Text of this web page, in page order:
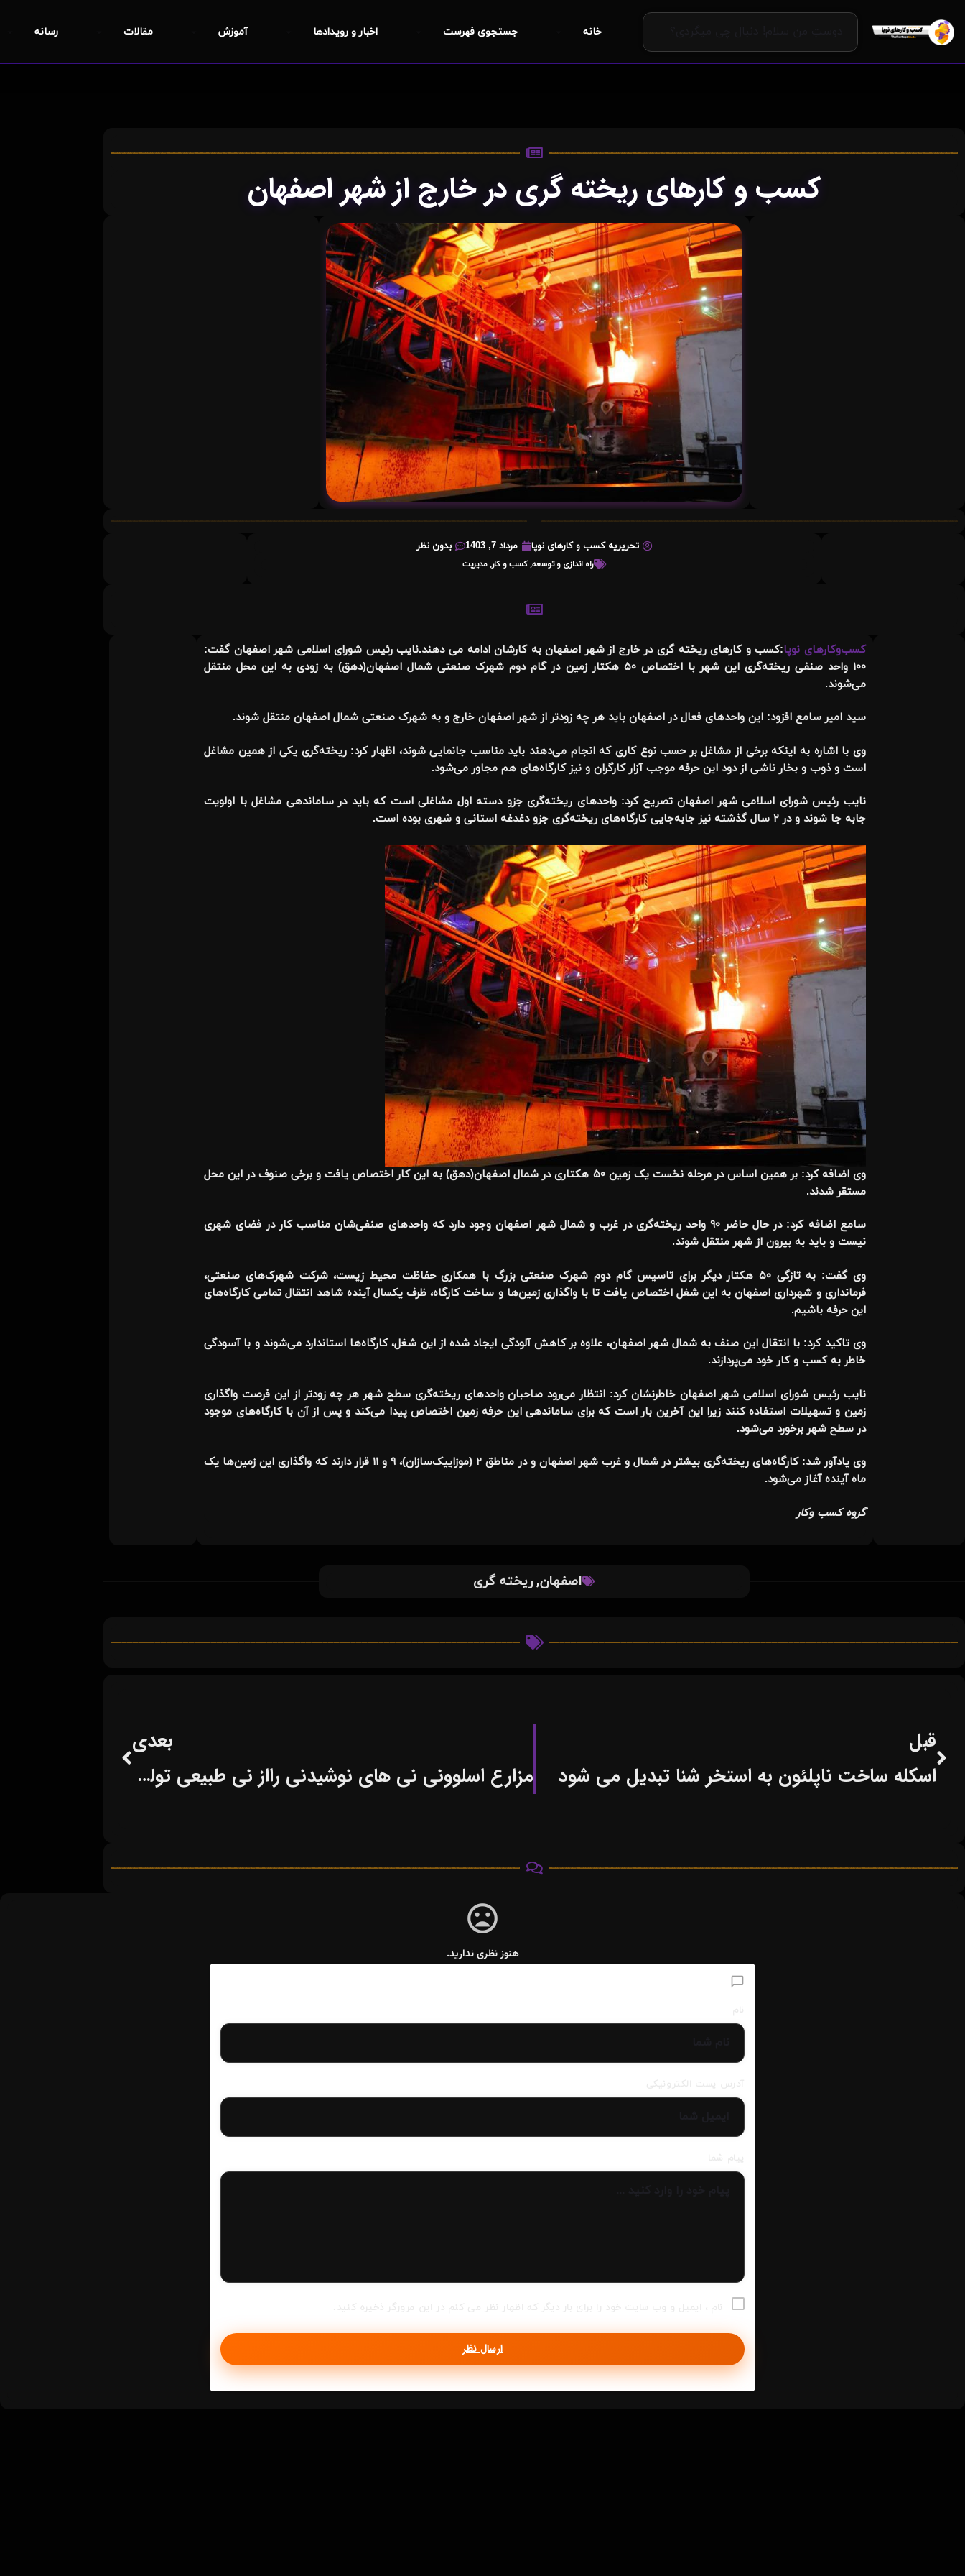
خانه جستجوی فهرست اخبار و رویدادها آموزش مقالات رسانه
کسب و کارهای ریخته گری در خارج از شهر اصفهان
تحریریه کسب و کارهای نوپا مرداد 7, 1403 بدون نظر
راه اندازی و توسعه,کسب و کار,مدیریت
کسب‌وکارهای نوپا:کسب و کارهای ریخته گری در خارج از شهر اصفهان به کارشان ادامه می دهند.نایب رئیس شورای اسلامی شهر اصفهان گفت:
۱۰۰ واحد صنفی ریخته‌گری این شهر با اختصاص ۵۰ هکتار زمین در گام دوم شهرک صنعتی شمال اصفهان(دهق) به زودی به این محل منتقل
می‌شوند.
سید امیر سامع افزود: این واحدهای فعال در اصفهان باید هر چه زودتر از شهر اصفهان خارج و به شهرک‌ صنعتی شمال اصفهان منتقل شوند.
وی با اشاره به اینکه برخی از مشاغل بر حسب نوع کاری که انجام می‌دهند باید مناسب جانمایی شوند، اظهار کرد: ریخته‌گری یکی از همین مشاغل
است و ذوب و بخار ناشی از دود این حرفه موجب آزار کارگران و نیز کارگاه‌های هم مجاور می‌شود.
نایب رئیس شورای اسلامی شهر اصفهان تصریح کرد: واحدهای ریخته‌گری جزو دسته اول مشاغلی است که باید در ساماندهی مشاغل با اولویت
جابه جا شوند و در ۲ سال گذشته نیز جابه‌جایی کارگاه‌های ریخته‌گری جزو دغدغه استانی و شهری بوده است.
وی اضافه کرد: بر همین اساس در مرحله نخست یک زمین ۵۰ هکتاری در شمال اصفهان(دهق) به این کار اختصاص یافت و برخی صنوف در این محل
مستقر شدند.
سامع اضافه کرد: در حال حاضر ۹۰ واحد ریخته‌گری در غرب و شمال شهر اصفهان وجود دارد که واحدهای صنفی‌شان مناسب کار در فضای شهری
نیست و باید به بیرون از شهر منتقل شوند.
وی گفت: به تازگی ۵۰ هکتار دیگر برای تاسیس گام دوم شهرک صنعتی بزرگ با همکاری حفاظت محیط زیست، شرکت شهرک‌های صنعتی،
فرمانداری و شهرداری اصفهان به این شغل اختصاص یافت تا با واگذاری زمین‌ها و ساخت کارگاه، ظرف یکسال آینده شاهد انتقال تمامی کارگاه‌های
این حرفه باشیم.
وی تاکید کرد: با انتقال این صنف به شمال شهر اصفهان، علاوه بر کاهش آلودگی ایجاد شده از این شغل، کارگاه‌ها استاندارد می‌شوند و با آسودگی
خاطر به کسب و کار خود می‌پردازند.
نایب رئیس شورای اسلامی شهر اصفهان خاطرنشان کرد: انتظار می‌رود صاحبان واحدهای ریخته‌گری سطح شهر هر چه زودتر از این فرصت واگذاری
زمین و تسهیلات استفاده کنند زیرا این آخرین بار است که برای ساماندهی این حرفه زمین اختصاص پیدا می‌کند و پس از آن با کارگاه‌های موجود
در سطح شهر برخورد می‌شود.
وی یادآور شد: کارگاه‌های ریخته‌گری بیشتر در شمال و غرب شهر اصفهان و در مناطق ۲ (موزاییک‌سازان)، ۹ و ۱۱ قرار دارند که واگذاری این زمین‌ها یک
ماه آینده آغاز می‌شود.
گروه کسب وکار
اصفهان,ریخته گری
قبل
اسکله ساخت ناپلئون به استخر شنا تبدیل می شود
بعدی
مزارع اسلوونی نی های نوشیدنی رااز نی طبیعی تولید می کند
هنوز نظری ندارید.
ارسال نظر